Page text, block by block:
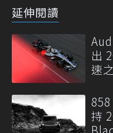
延伸閱讀
出
速
持